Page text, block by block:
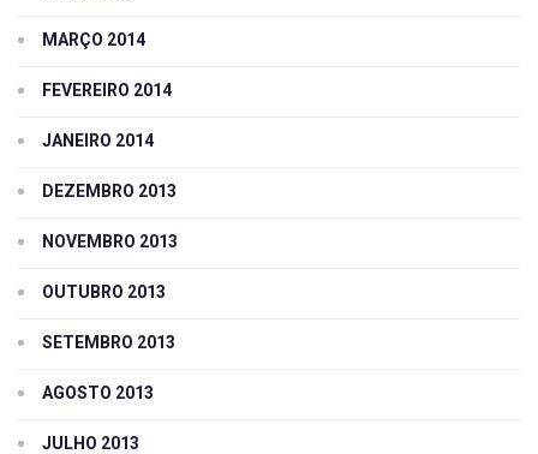
MARÇO 2014
FEVEREIRO 2014
JANEIRO 2014
DEZEMBRO 2013
NOVEMBRO 2013
OUTUBRO 2013
SETEMBRO 2013
AGOSTO 2013
JULHO 2013